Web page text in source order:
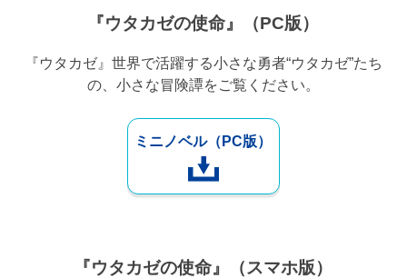
『ウタカゼの使命』（PC版）
『ウタカゼ』世界で活躍する小さな勇者“ウタカゼ”たち
の、小さな冒険譚をご覧ください。
ミニノベル（PC版）
『ウタカゼの使命』（スマホ版）